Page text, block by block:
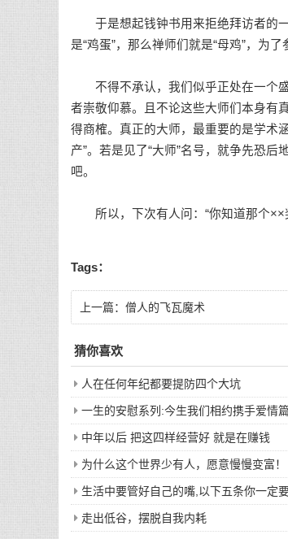
于是想起钱钟书用来拒绝拜访者的一
是“鸡蛋”，那么禅师们就是“母鸡”，为
不得不承认，我们似乎正处在一个盛
者崇敬仰慕。且不论这些大师们本身有
得商榷。真正的大师，最重要的是学术
产”。若是见了“大师”名号，就争先恐
吧。
所以，下次有人问：“你知道那个××
Tags：
上一篇： 僧人的飞瓦魔术
猜你喜欢
人在任何年纪都要提防四个大坑
一生的安慰系列:今生我们相约携手爱情
中年以后 把这四样经营好 就是在赚钱
为什么这个世界少有人，愿意慢慢变富！
生活中要管好自己的嘴,以下五条你一定
走出低谷，摆脱自我内耗